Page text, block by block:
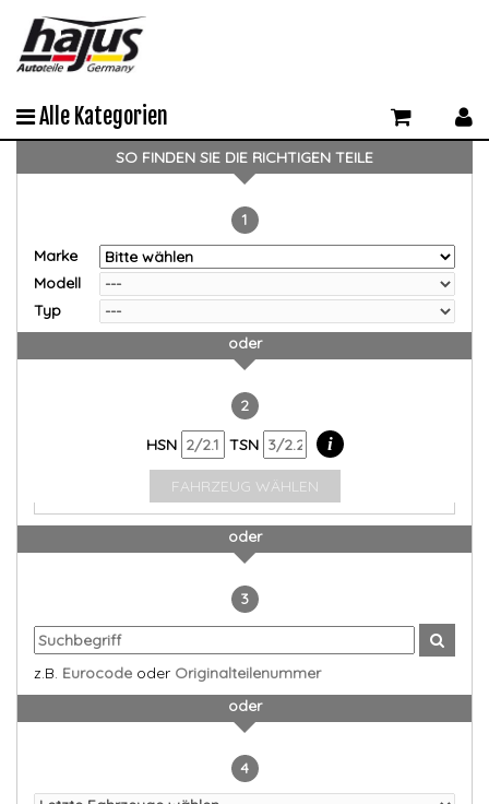
Alle Kategorien
SO FINDEN SIE DIE RICHTIGEN TEILE
1
Marke
Modell
Typ
oder
2
HSN
TSN i
FAHRZEUG WÄHLEN
oder
3
z.B. Eurocode oder Originalteilenummer
oder
4